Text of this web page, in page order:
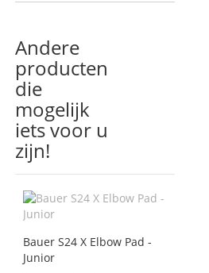
Andere
producten
die
mogelijk
iets voor u
zijn!
Bauer S24 X Elbow Pad -
Junior